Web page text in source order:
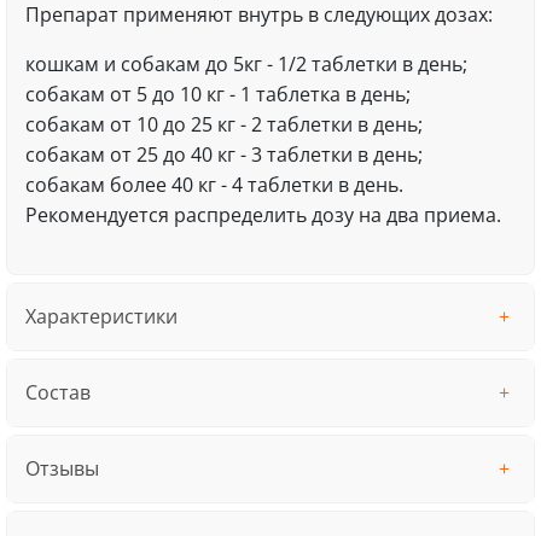
Препарат применяют внутрь в следующих дозах:
кошкам и собакам до 5кг - 1/2 таблетки в день;
собакам от 5 до 10 кг - 1 таблетка в день;
собакам от 10 до 25 кг - 2 таблетки в день;
собакам от 25 до 40 кг - 3 таблетки в день;
собакам более 40 кг - 4 таблетки в день.
Рекомендуется распределить дозу на два приема.
Характеристики
Состав
Отзывы